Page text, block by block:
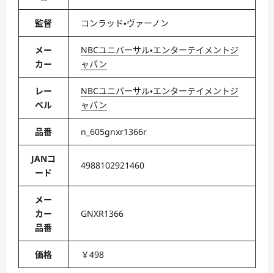
監督 コンラッド・ヴァーノン
メー
カー
NBCユニバーサル・エンターテイメントジ
ャパン
レー
ベル
NBCユニバーサル・エンターテイメントジ
ャパン
品番 n_605gnxr1366r
JANコ
ード
4988102921460
メー
カー
品番
GNXR1366
価格 ￥498